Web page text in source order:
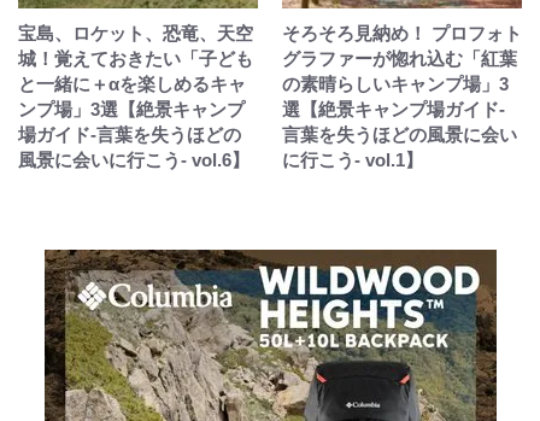
宝島、ロケット、恐竜、天空
城！覚えておきたい「子ども
と一緒に＋αを楽しめるキャ
ンプ場」3選【絶景キャンプ
場ガイド-言葉を失うほどの
風景に会いに行こう- vol.6】
そろそろ見納め！ プロフォト
グラファーが惚れ込む「紅葉
の素晴らしいキャンプ場」3
選【絶景キャンプ場ガイド-
言葉を失うほどの風景に会い
に行こう- vol.1】